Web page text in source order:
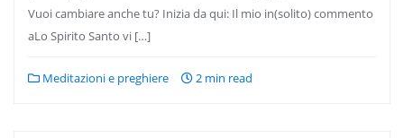
Vuoi cambiare anche tu? Inizia da qui: Il mio in(solito) commento
aLo Spirito Santo vi […]
Meditazioni e preghiere 2 min read